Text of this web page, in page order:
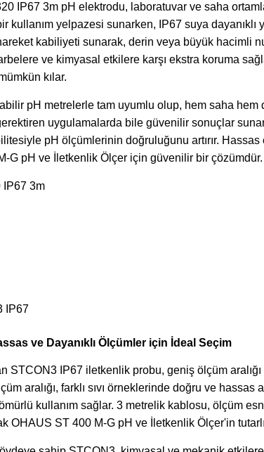
IP67 3m pH elektrodu, laboratuvar ve saha
kullanım yelpazesi sunarken, IP67 suya
kabiliyeti sunarak, derin veya büyük hacimli
ve kimyasal etkilere karşı ekstra koruma
kılar.
pH metrelerle tam uyumlu olup, hem saha hem
uygulamalarda bile güvenilir sonuçlar
pH ölçümlerinin doğruluğunu artırır. Hassas
G pH ve İletkenlik Ölçer için güvenilir bir çözümdür.
ve Dayanıklı Ölçümler için İdeal Seçim
IP67 iletkenlik probu, geniş ölçüm
aralığı, farklı sıvı örneklerinde doğru ve
kullanım sağlar. 3 metrelik kablosu, ölçüm
ST 400 M-G pH ve İletkenlik Ölçer'in